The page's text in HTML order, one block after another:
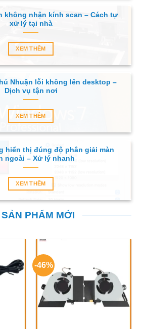
không nhận kính scan – Cách tự
xử lý tại nhà
XEM THÊM
Nhuận lỗi không lên desktop –
Dịch vụ tận nơi
XEM THÊM
hiển thị đúng độ phân giải màn
ngoài – Xử lý nhanh
XEM THÊM
SẢN PHẨM MỚI
-46%